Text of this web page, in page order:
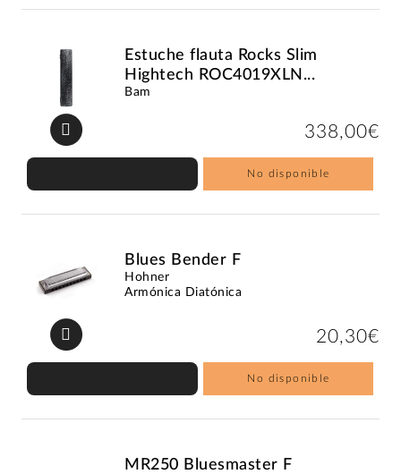
Estuche flauta Rocks Slim
Hightech ROC4019XLN...
Bam
338,00€
No disponible
Blues Bender F
Hohner
Armónica Diatónica
20,30€
No disponible
MR250 Bluesmaster F